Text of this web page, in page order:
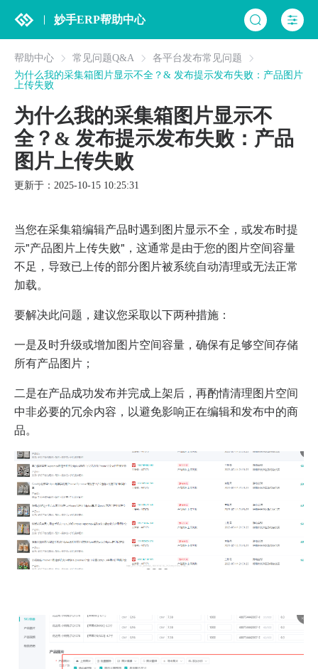
妙手ERP帮助中心
帮助中心 常见问题Q&A
各平台发布常见问题
为什么我的采集箱图片显示不全？& 发布提示发布失败：产品图片
上传失败
为什么我的采集箱图片显示不
全？& 发布提示发布失败：产品
图片上传失败
更新于：2025-10-15 10:25:31
当您在采集箱编辑产品时遇到图片显示不全，或发布时提
示"产品图片上传失败"，这通常是由于您的图片空间容量
不足，导致已上传的部分图片被系统自动清理或无法正常
加载。
要解决此问题，建议您采取以下两种措施：
一是及时升级或增加图片空间容量，确保有足够空间存储
所有产品图片；
二是在产品成功发布并完成上架后，再酌情清理图片空间
中非必要的冗余内容，以避免影响正在编辑和发布中的商
品。